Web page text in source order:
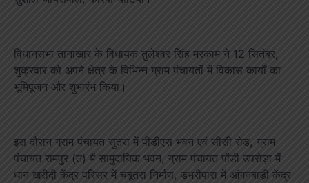
विधानसभा तानाखार के विधायक तुलेश्वर सिंह मरकाम ने 12 सितंबर,
शुक्रवार को अपने क्षेत्र के विभिन्न ग्राम पंचायतों में विकास कार्यों का
भूमिपूजन और शुभारंभ किया।
इस दौरान ग्राम पंचायत सुतरा में पीडीएस भवन एवं सीसी रोड, ग्राम
पंचायत रामपुर (त) में सामुदायिक भवन, ग्राम पंचायत पोंडी उपरोड़ा में
धान खरीदी केंद्र परिसर में चबूतरा निर्माण, डभरीपारा में आंगनबाड़ी केंद्र